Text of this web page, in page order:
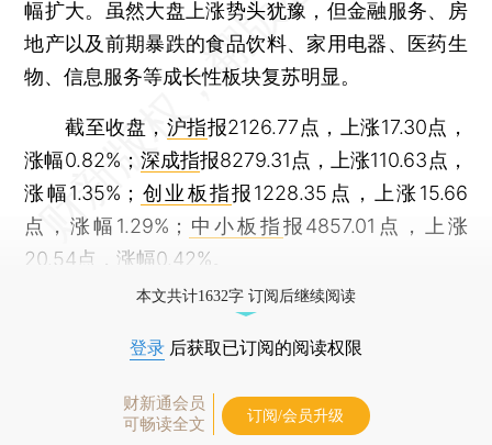
幅扩大。虽然大盘上涨势头犹豫，但金融服务、房
地产以及前期暴跌的食品饮料、家用电器、医药生
物、信息服务等成长性板块复苏明显。
截至收盘， 沪指报2126.77点，上涨17.30点，
涨幅0.82%； 深成指报8279.31点，上涨110.63点，
涨幅1.35%； 创业板指报1228.35点，上涨15.66
点，涨幅1.29%； 中小板指报4857.01点，上涨
20.54点，涨幅0.42%。
本文共计1632字 订阅后继续阅读
登录 后获取已订阅的阅读权限
财新通会员
可畅读全文
订阅/会员升级